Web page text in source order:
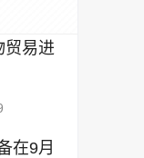
贸易进
在9月